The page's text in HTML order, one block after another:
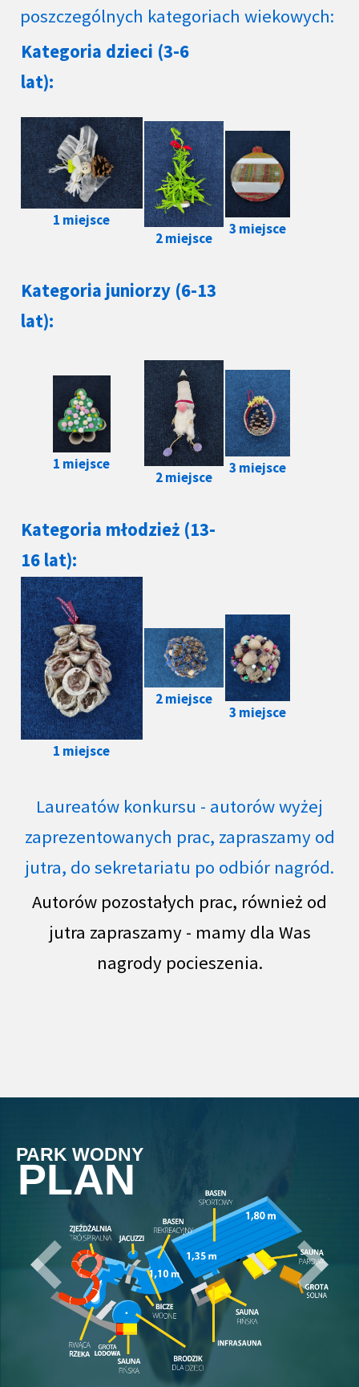
poszczególnych kategoriach wiekowych:
Kategoria dzieci (3-6
lat):
1 miejsce
2 miejsce
3 miejsce
Kategoria juniorzy (6-13
lat):
1 miejsce
2 miejsce
3 miejsce
Kategoria młodzież (13-
16 lat):
1 miejsce
2 miejsce
3 miejsce
Laureatów konkursu - autorów wyżej
zaprezentowanych prac, zapraszamy od
jutra, do sekretariatu po odbiór nagród.
Autorów pozostałych prac, również od
jutra zapraszamy - mamy dla Was
nagrody pocieszenia.
PARK WODNY
PLAN